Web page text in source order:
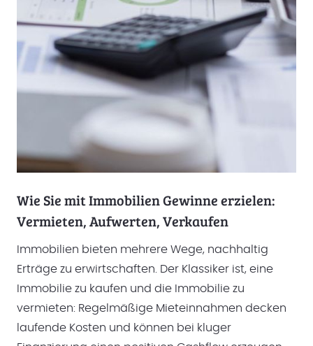
Wie Sie mit Immobilien Gewinne erzielen:
Vermieten, Aufwerten, Verkaufen
Immobilien bieten mehrere Wege, nachhaltig
Erträge zu erwirtschaften. Der Klassiker ist, eine
Immobilie zu kaufen und die Immobilie zu
vermieten: Regelmäßige Mieteinnahmen decken
laufende Kosten und können bei kluger